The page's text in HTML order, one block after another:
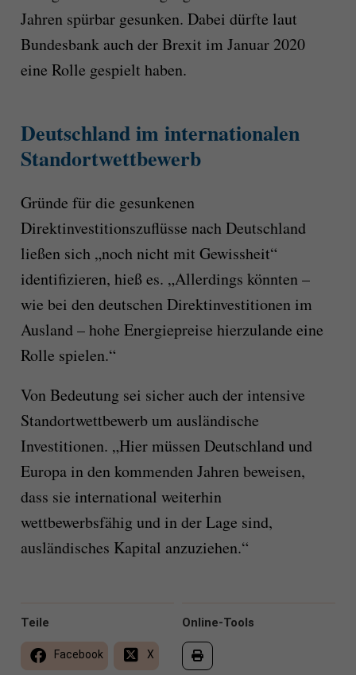
Jahren spürbar gesunken. Dabei dürfte laut
Bundesbank auch der Brexit im Januar 2020
eine Rolle gespielt haben.
Deutschland im internationalen
Standortwettbewerb
Gründe für die gesunkenen
Direktinvestitionszuflüsse nach Deutschland
ließen sich „noch nicht mit Gewissheit“
identifizieren, hieß es. „Allerdings könnten –
wie bei den deutschen Direktinvestitionen im
Ausland – hohe Energiepreise hierzulande eine
Rolle spielen.“
Von Bedeutung sei sicher auch der intensive
Standortwettbewerb um ausländische
Investitionen. „Hier müssen Deutschland und
Europa in den kommenden Jahren beweisen,
dass sie international weiterhin
wettbewerbsfähig und in der Lage sind,
ausländisches Kapital anzuziehen.“
Online-Tools
Teile
Facebook X